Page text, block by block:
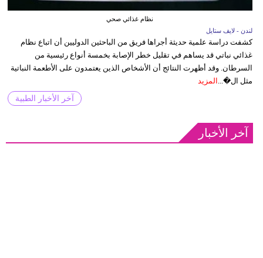
نظام غذائي صحي
لندن - لايف ستايل
كشفت دراسة علمية حديثة أجراها فريق من الباحثين الدوليين أن اتباع نظام
غذائي نباتي قد يساهم في تقليل خطر الإصابة بخمسة أنواع رئيسية من
السرطان. وقد أظهرت النتائج أن الأشخاص الذين يعتمدون على الأطعمة النباتية
مثل ال�...
المزيد
آخر الأخبار الطبية
آخر الأخبار